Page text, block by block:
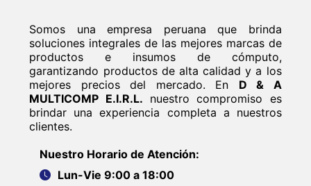
Somos una empresa peruana que brinda
soluciones integrales de las mejores marcas de
productos e insumos de cómputo,
garantizando productos de alta calidad y a los
mejores precios del mercado. En D & A
MULTICOMP E.I.R.L. nuestro compromiso es
brindar una experiencia completa a nuestros
clientes.
Nuestro Horario de Atención:
Lun-Vie 9:00 a 18:00